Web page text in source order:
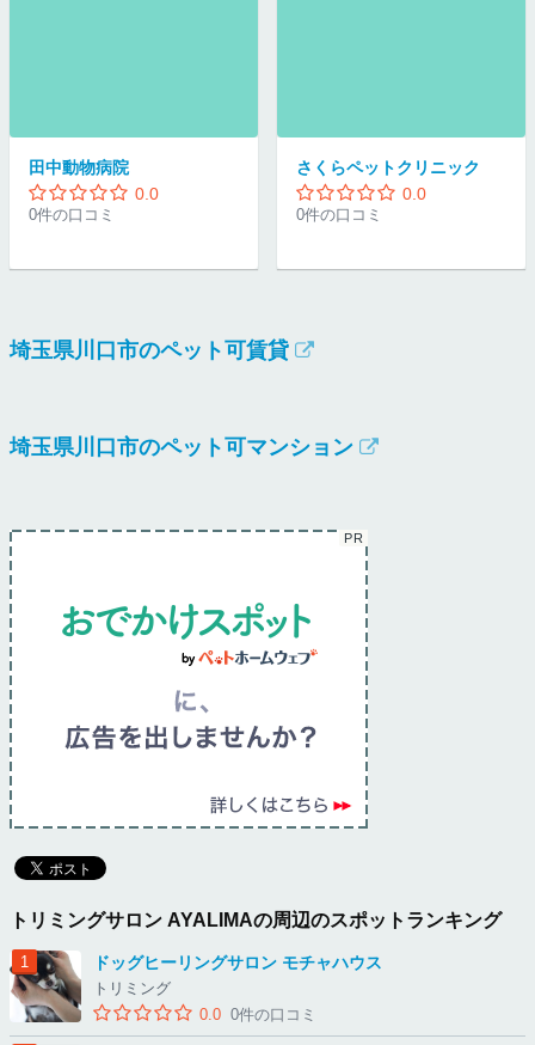
田中動物病院
0.0
0件の口コミ
さくらペットクリニック
0.0
0件の口コミ
埼玉県川口市のペット可賃貸
埼玉県川口市のペット可マンション
トリミングサロン AYALIMAの周辺のスポットランキング
ドッグヒーリングサロン モチャハウス
トリミング
0.0 0件の口コミ